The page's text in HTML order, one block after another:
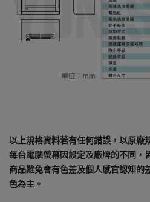
以上規格資料若有任何錯誤，以原廠
每台電腦螢幕因設定及廠牌的不同，
商品難免會有色差及個人感官認知的
色為主。